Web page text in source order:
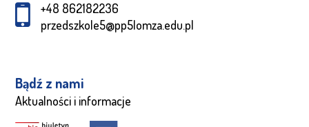
+48 862182236
przedszkole5@pp5lomza.edu.pl
Bądź z nami
Aktualności i informacje